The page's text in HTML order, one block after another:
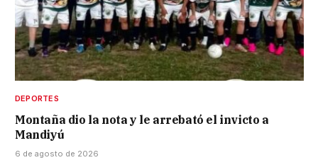
DEPORTES
Montaña dio la nota y le arrebató el invicto a
Mandiyú
6 de agosto de 2026